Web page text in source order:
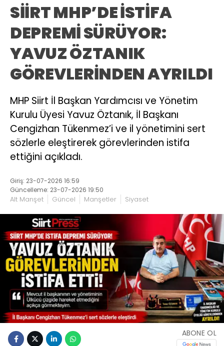
SİİRT MHP’DE İSTİFA
DEPREMİ SÜRÜYOR:
YAVUZ ÖZTANIK
GÖREVLERİNDEN AYRILDI
MHP Siirt İl Başkan Yardımcısı ve Yönetim
Kurulu Üyesi Yavuz Öztanık, İl Başkanı
Cengizhan Tükenmez’i ve il yönetimini sert
sözlerle eleştirerek görevlerinden istifa
ettiğini açıkladı.
Giriş: 23-07-2026 16:59
Güncelleme: 23-07-2026 19:50
Alt Manşet Güncel Manşetler Siyaset
ABONE OL